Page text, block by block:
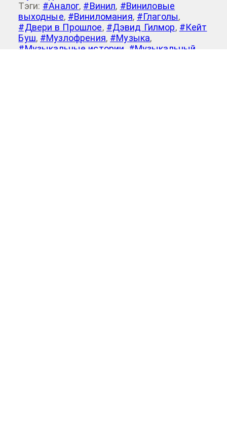
Тэги: #Аналог, #Винил, #Виниловые
выходные, #Виниломания, #Глаголы,
#Двери в Прошлое, #Дэвид Гилмор, #Кейт
Буш, #Музлофрения, #Музыка,
#Музыкальные истории #Музыкальный